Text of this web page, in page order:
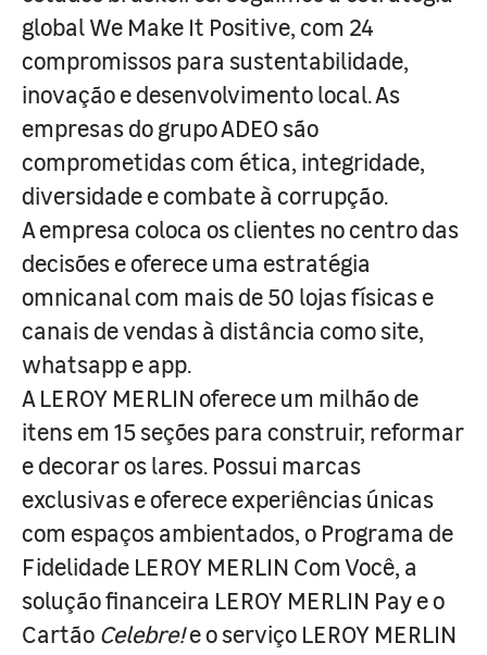
global We Make It Positive, com 24
compromissos para sustentabilidade,
inovação e desenvolvimento local. As
empresas do grupo ADEO são
comprometidas com ética, integridade,
diversidade e combate à corrupção.
A empresa coloca os clientes no centro das
decisões e oferece uma estratégia
omnicanal com mais de 50 lojas físicas e
canais de vendas à distância como site,
whatsapp e app.
A LEROY MERLIN oferece um milhão de
itens em 15 seções para construir, reformar
e decorar os lares. Possui marcas
exclusivas e oferece experiências únicas
com espaços ambientados, o Programa de
Fidelidade LEROY MERLIN Com Você, a
solução financeira LEROY MERLIN Pay e o
Cartão Celebre!e o serviço LEROY MERLIN